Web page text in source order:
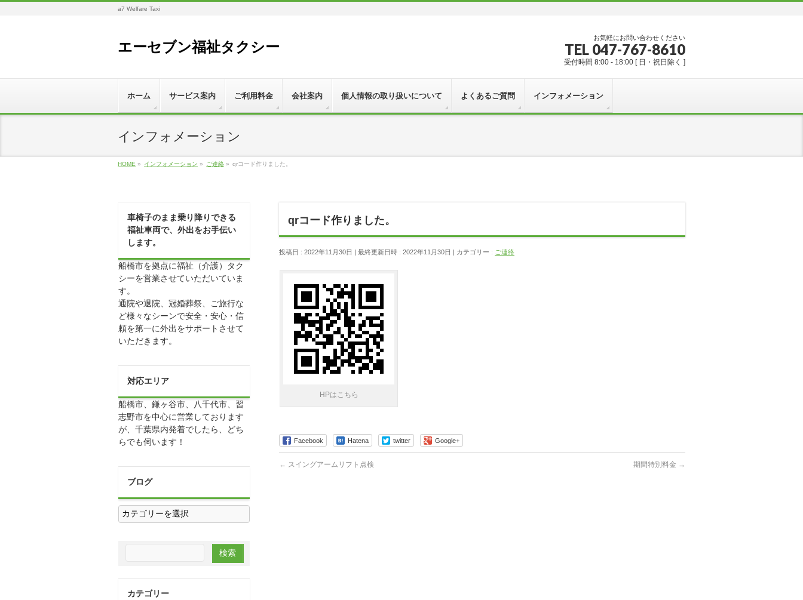
a7 Welfare Taxi
エーセブン福祉タクシー
お気軽にお問い合わせください
TEL 047-767-8610
受付時間 8:00 - 18:00 [ 日・祝日除く ]
ホーム サービス案内 ご利用料金 会社案内 個人情報の取り扱いについて よくあるご質問 インフォメーション
インフォメーション
HOME » インフォメーション » ご連絡 » qrコード作りました。
qrコード作りました。
投稿日 : 2022年11月30日 最終更新日時 : 2022年11月30日 カテゴリー : ご連絡
HPはこちら
Facebook Hatena twitter Google+
← スイングアームリフト点検 期間特別料金 →
車椅子のまま乗り降りできる
福祉車両で、外出をお手伝い
します。
船橋市を拠点に福祉（介護）タク
シーを営業させていただいていま
す。
通院や退院、冠婚葬祭、ご旅行な
ど様々なシーンで安全・安心・信
頼を第一に外出をサポートさせて
いただきます。
対応エリア
船橋市、鎌ヶ谷市、八千代市、習
志野市を中心に営業しております
が、千葉県内発着でしたら、どち
らでも伺います！
ブログ
ブ
ロ
カテゴリー